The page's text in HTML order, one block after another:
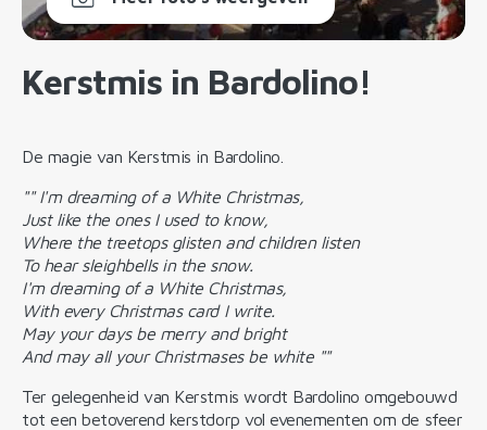
Kerstmis in Bardolino!
De magie van Kerstmis in Bardolino.
"" I'm dreaming of a White Christmas,
Just like the ones I used to know,
Where the treetops glisten and children listen
To hear sleighbells in the snow.
I'm dreaming of a White Christmas,
With every Christmas card I write.
May your days be merry and bright
And may all your Christmases be white ""
Ter gelegenheid van Kerstmis wordt Bardolino omgebouwd
tot een betoverend kerstdorp vol evenementen om de sfeer